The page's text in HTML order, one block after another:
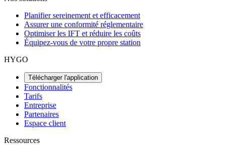
Planifier sereinement et efficacement
Assurer une conformité réglementaire
Optimiser les IFT et réduire les coûts
Équipez-vous de votre propre station
HYGO
Télécharger l'application
Fonctionnalités
Tarifs
Entreprise
Partenaires
Espace client
Ressources